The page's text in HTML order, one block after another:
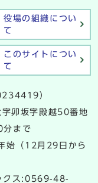
役場の組織につい
て
このサイトについ
て
）
卯坂字殿越50番地
分まで
始（12月29日から
クス:0569-48-